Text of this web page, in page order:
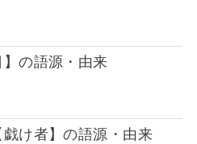
の語源・由来
け者】の語源・由来